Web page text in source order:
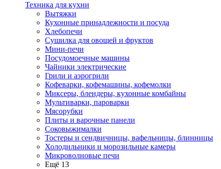
Техника для кухни
Вытяжки
Кухонные принадлежности и посуда
Хлебопечи
Сушилка для овощей и фруктов
Мини-печи
Посудомоечные машины
Чайники электрические
Грили и аэрогрили
Кофеварки, кофемашины, кофемолки
Миксеры, блендеры, кухонные комбайны
Мультиварки, пароварки
Мясорубки
Плиты и варочные панели
Соковыжималки
Тостеры и сендвичницы, вафельницы, блинницы
Холодильники и морозильные камеры
Микроволновые печи
Ещё 13